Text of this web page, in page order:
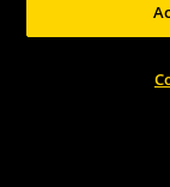
se aplica a